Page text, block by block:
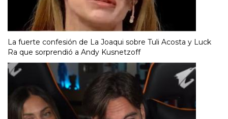
La fuerte confesión de La Joaqui sobre Tuli Acosta y Luck
Ra que sorprendió a Andy Kusnetzoff